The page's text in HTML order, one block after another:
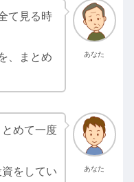
あなた
て見る時
、まとめ
あなた
めて一度
をしてい